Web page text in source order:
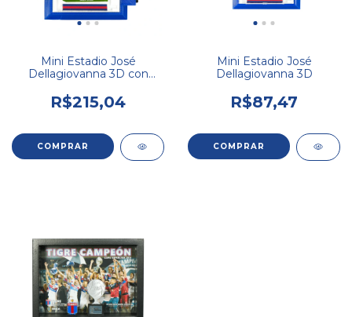
Mini Estadio José
Dellagiovanna 3D con
R$215,04
Mini Estadio José
Dellagiovanna 3D
R$87,47